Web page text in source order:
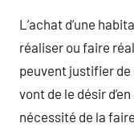
L’achat d’une
réaliser ou faire
peuvent justifier
vont de le désir
nécessité de la